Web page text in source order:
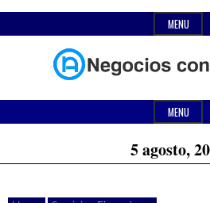
to
MENU
Negocios
con
Últimas
noticias,
comunicados
Header
MENU
5 agosto,